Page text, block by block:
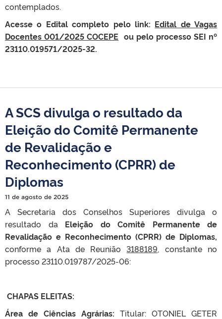
contemplados.
Acesse o Edital completo pelo link: Edital de Vagas
Docentes 001/2025 COCEPE ou pelo processo SEI nº
23110.019571/2025-32.
A SCS divulga o resultado da
Eleição do Comitê Permanente
de Revalidação e
Reconhecimento (CPRR) de
Diplomas
11 de agosto de 2025
A Secretaria dos Conselhos Superiores divulga o
resultado da Eleição do Comitê Permanente de
Revalidação e Reconhecimento (CPRR) de Diplomas,
conforme a Ata de Reunião3188189, constante no
processo 23110.019787/2025-06:
CHAPAS ELEITAS:
Área de Ciências Agrárias: Titular: OTONIEL GETER